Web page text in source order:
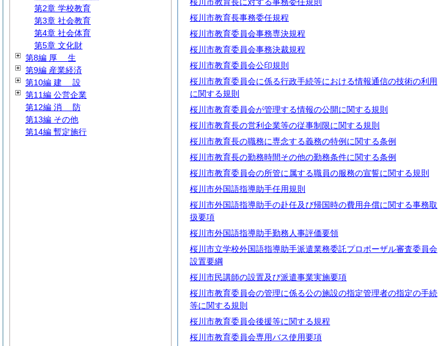
桜川市教育長事務委任規程
桜川市教育委員会事務専決規程
桜川市教育委員会事務決裁規程
桜川市教育委員会公印規則
桜川市教育委員会に係る行政手続等における情報通信の技術の利用
に関する規則
桜川市教育委員会が管理する情報の公開に関する規則
桜川市教育長の営利企業等の従事制限に関する規則
桜川市教育長の職務に専念する義務の特例に関する条例
桜川市教育長の勤務時間その他の勤務条件に関する条例
桜川市教育委員会の所管に属する職員の服務の宣誓に関する規則
桜川市外国語指導助手任用規則
桜川市外国語指導助手の赴任及び帰国時の費用弁償に関する事務取
扱要項
桜川市外国語指導助手勤務人事評価要領
桜川市立学校外国語指導助手派遣業務委託プロポーザル審査委員会
設置要綱
桜川市民講師の設置及び派遣事業実施要項
桜川市教育委員会の管理に係る公の施設の指定管理者の指定の手続
等に関する規則
桜川市教育委員会後援等に関する規程
桜川市教育委員会専用バス使用要項
第2章 学校教育
第3章 社会教育
第4章 社会体育
第5章 文化財
第8編 厚 生
第9編 産業経済
第10編 建 設
第11編 公営企業
第12編 消 防
第13編 その他
第14編 暫定施行